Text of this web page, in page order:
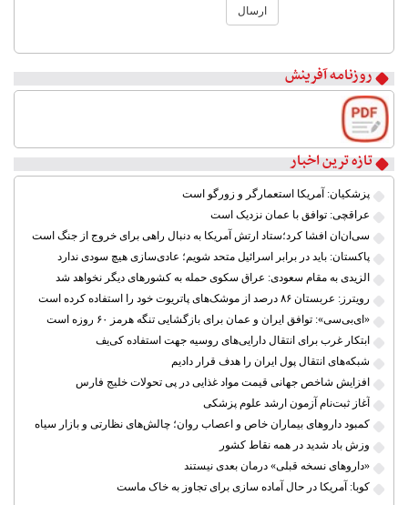
ارسال
روزنامه آفرینش
۲
۳
۴
۵
۶
۷
۸
تازه ترین اخبار
پزشکیان: آمریکا استعمارگر و زورگو است
عراقچی: توافق با عمان نزدیک است
سی‌ان‌ان افشا کرد؛ستاد ارتش آمریکا به دنبال راهی برای خروج از جنگ است
پاکستان: باید در برابر اسرائیل متحد شویم؛ عادی‌سازی هیچ سودی ندارد
الزیدی به مقام سعودی: عراق سکوی حمله به کشورهای دیگر نخواهد شد
رویترز: عربستان ۸۶ درصد از موشک‌های پاتریوت خود را استفاده کرده است
«ای‌بی‌سی»: توافق ایران و عمان برای بازگشایی تنگه هرمز ۶۰ روزه است
ابتکار غرب برای انتقال دارایی‌های روسیه جهت استفاده کی‌یف
شبکه‌های انتقال پول ایران را هدف قرار دادیم
افزایش شاخص جهانی قیمت مواد غذایی در پی تحولات خلیج فارس
آغاز ثبت‌نام آزمون ارشد علوم پزشکی
کمبود داروهای بیماران خاص و اعصاب روان؛ چالش‌های نظارتی و بازار سیاه
وزش باد شدید در همه نقاط کشور
«داروهای نسخه قبلی» درمان بعدی نیستند
کوبا: آمریکا در حال آماده سازی برای تجاوز به خاک ماست